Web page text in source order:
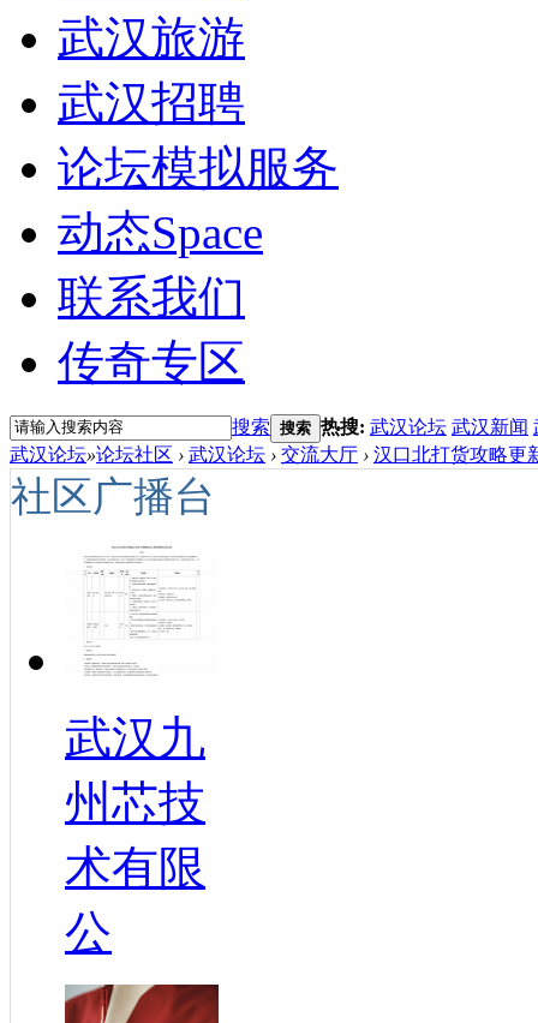
武汉旅游
武汉招聘
论坛模拟服务
动态Space
联系我们
传奇专区
搜索 搜索 热搜: 武汉论坛 武汉新闻
武汉论坛»论坛社区 › 武汉论坛 › 交流大厅 › 汉口北打货攻略更
社区广播台
武汉九
州芯技
术有限
公